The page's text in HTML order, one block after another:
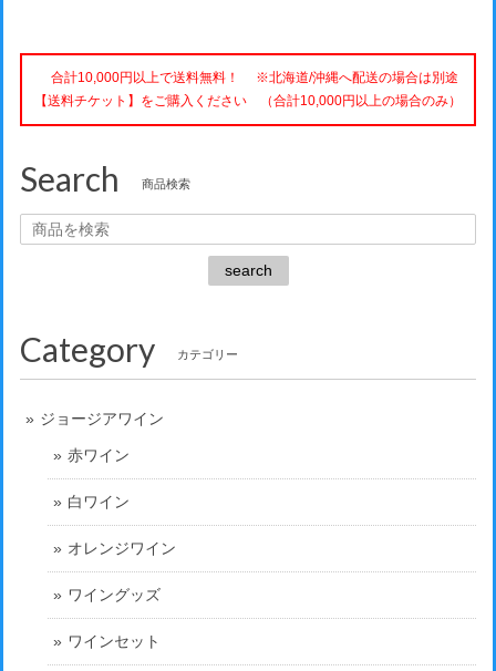
合計10,000円以上で送料無料！ ※北海道/沖縄へ配送の場合は別途
【送料チケット】をご購入ください （合計10,000円以上の場合のみ）
Search 商品検索
search
Category カテゴリー
ジョージアワイン
赤ワイン
白ワイン
オレンジワイン
ワイングッズ
ワインセット